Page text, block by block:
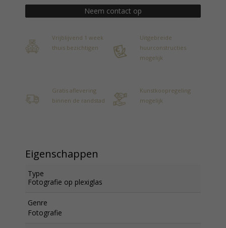
Neem contact op
Vrijblijvend 1 week
thuis bezichtigen
Uitgebreide
huurconstructies
mogelijk
Gratis aflevering
binnen de randstad
Kunstkoopregeling
mogelijk
Eigenschappen
Type
Fotografie op plexiglas
Genre
Fotografie